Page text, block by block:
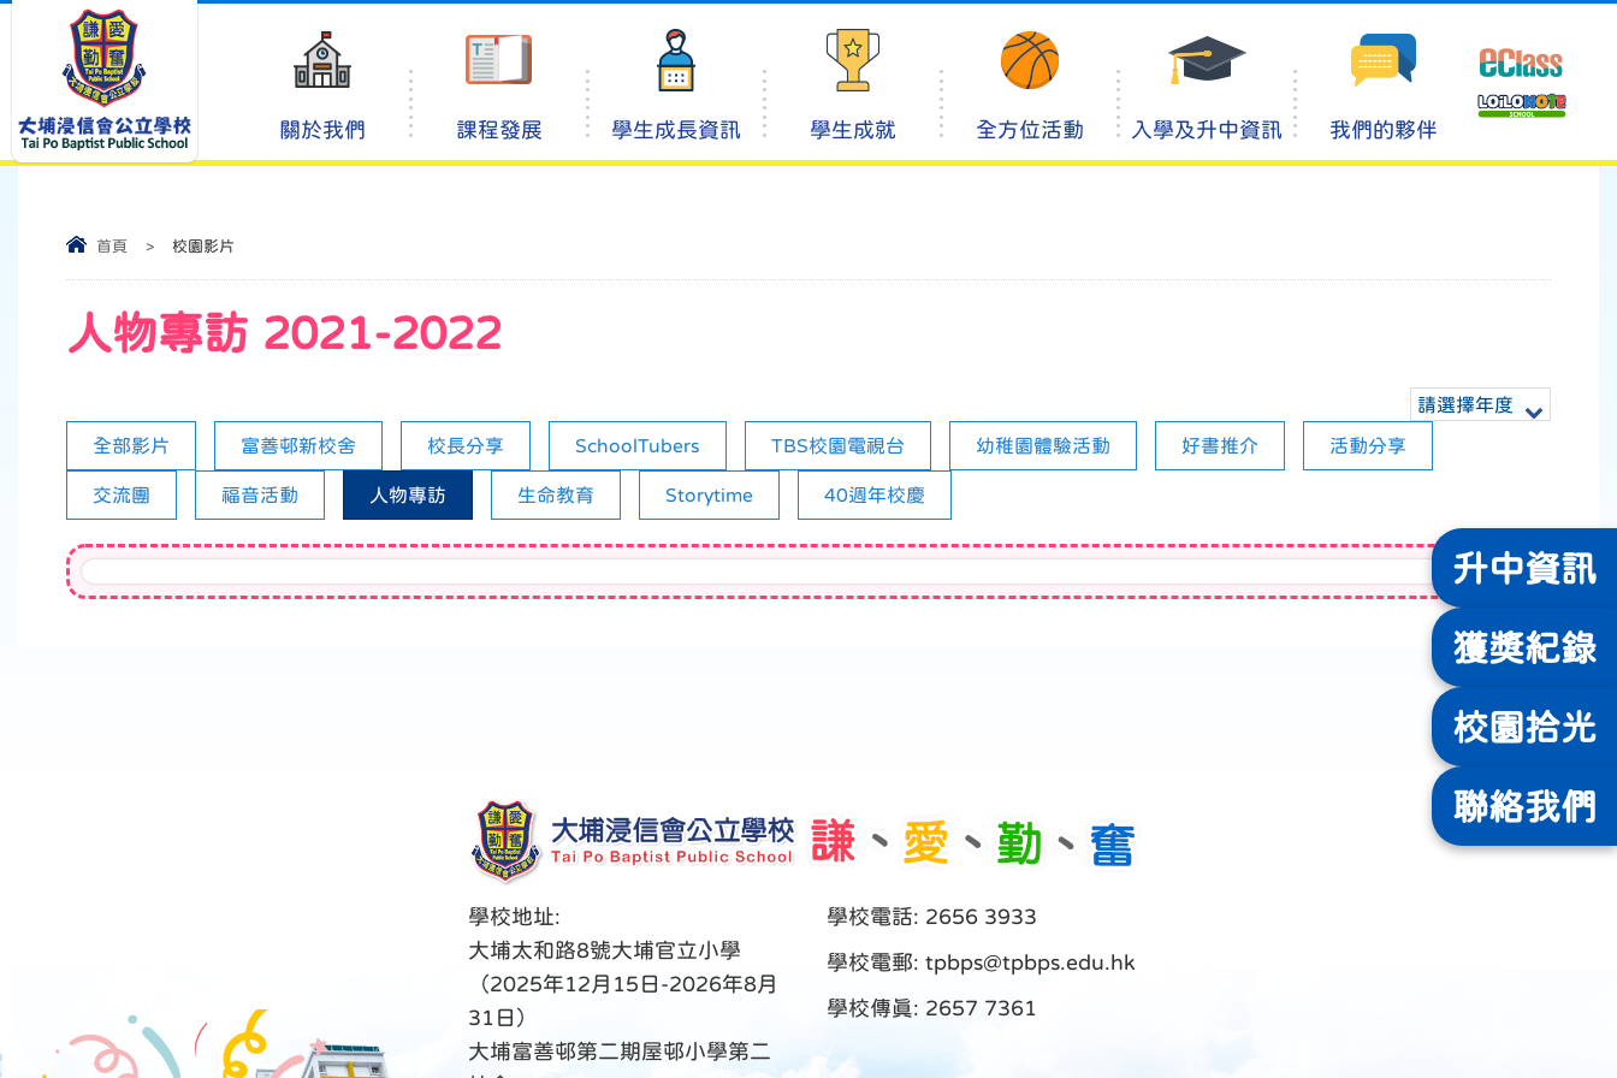
關於我們 課程發展 學生成長資訊 學生成就 全方位活動 入學及升中資訊 我們的夥伴
首頁 > 校園影片
人物專訪 2021-2022
請選擇年度
全部影片 富善邨新校舍 校長分享 SchoolTubers TBS校園電視台 幼稚園體驗活動 好書推介 活動分享
交流團 福音活動 人物專訪 生命教育 Storytime 40週年校慶
學校地址:
大埔太和路8號大埔官立小學
（2025年12月15日-2026年8月
31日）
大埔富善邨第二期屋邨小學第二
學校電話: 2656 3933
學校電郵: tpbps@tpbps.edu.hk
學校傳真: 2657 7361
升中資訊
獲獎紀錄
校園拾光
聯絡我們